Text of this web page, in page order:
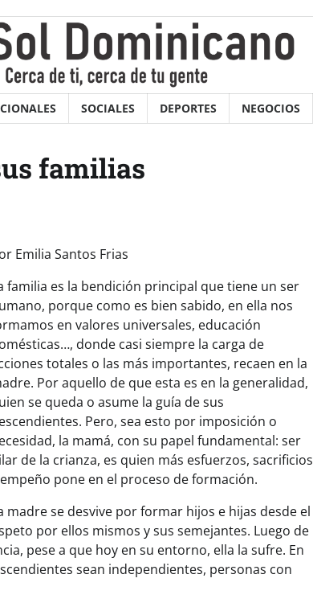
SOCIALES DEPORTES NEGOCIOS
familias
Emilia Santos Frias
familia es la bendición principal que tiene un ser
porque como es bien sabido, en ella nos
en valores universales, educación
donde casi siempre la carga de
totales o las más importantes, recaen en la
Por aquello de que esta es en la generalidad,
se queda o asume la guía de sus
Pero, sea esto por imposición o
la mamá, con su papel fundamental: ser
de la crianza, es quien más esfuerzos, sacrificios
pone en el proceso de formación.
madre se desvive por formar hijos e hijas desde el
por ellos mismos y sus semejantes. Luego de
pese a que hoy en su entorno, ella la sufre. En
sean independientes, personas con